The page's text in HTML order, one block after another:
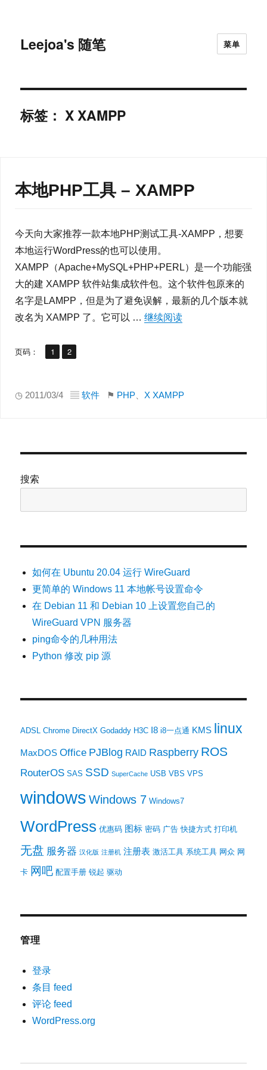
Leejoa's 随笔 菜单
标签：X XAMPP
本地PHP工具 – XAMPP
今天向大家推荐一款本地PHP测试工具-XAMPP，想要
本地运行WordPress的也可以使用。
XAMPP（Apache+MySQL+PHP+PERL）是一个功能强
大的建 XAMPP 软件站集成软件包。这个软件包原来的
名字是LAMPP，但是为了避免误解，最新的几个版本就
改名为 XAMPP 了。它可以 … 继续阅读
页码： 页1 ,
页
2
◷ 2011/03/4 ▤ 软件 ⚑ PHP、 X XAMPP
搜索
如何在 Ubuntu 20.04 运行 WireGuard
更简单的 Windows 11 本地帐号设置命令
在 Debian 11 和 Debian 10 上设置您自己的
WireGuard VPN 服务器
ping命令的几种用法
Python 修改 pip 源
ADSL Chrome DirectX Godaddy H3C I8 i8一点通 KMS linux
MaxDOS Office PJBlog RAID Raspberry ROS
RouterOS SAS SSD SuperCache USB VBS VPS
windows Windows 7 Windows7
WordPress 优惠码 图标 密码 广告 快捷方式 打印机
无盘 服务器 汉化版 注册机 注册表 激活工具 系统工具 网众 网
卡 网吧 配置手册 锐起 驱动
管理
登录
条目 feed
评论 feed
WordPress.org